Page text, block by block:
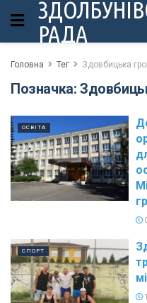
РАДА
Головна Тег Здовбицька
Позначка:
ОСВІТА
СПОРТ